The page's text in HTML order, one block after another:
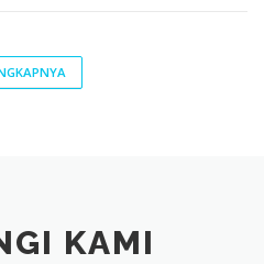
KAMI